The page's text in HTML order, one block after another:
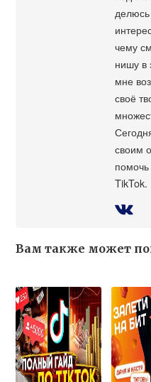
чему
нишу в
мне
своё
своим
TikTok.
Вам также может